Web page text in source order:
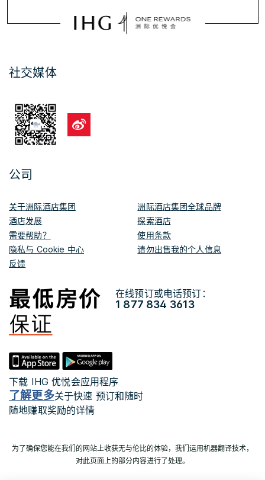
社交媒体
公司
关于洲际酒店集团
洲际酒店集团全球品牌
酒店发展
探索酒店
需要帮助？
使用条款
隐私与 Cookie 中心
请勿出售我的个人信息
反馈
在线预订或电话预订：
1 877 834 3613
下载 IHG 优悦会应用程序
了解更多关于快速 预订和随时
随地赚取奖励的详情
为了确保您能在我们的网站上收获无与伦比的体验，我们运用机器翻译技术，
对此页面上的部分内容进行了处理。